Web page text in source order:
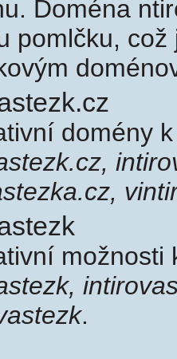
Doména
pomlčku,
domény
možnosti
.